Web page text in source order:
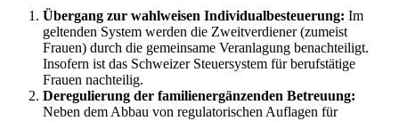
Übergang zur wahlweisen Individualbesteuerung: Im
geltenden System werden die Zweitverdiener (zumeist
Frauen) durch die gemeinsame Veranlagung benachteiligt.
Insofern ist das Schweizer Steuersystem für berufstätige
Frauen nachteilig.
Deregulierung der familienergänzenden Betreuung:
Neben dem Abbau von regulatorischen Auflagen für